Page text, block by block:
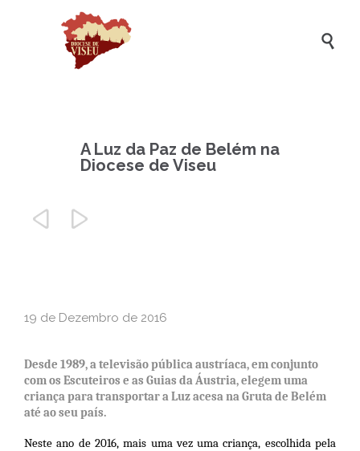

A Luz da Paz de Belém na
Diocese de Viseu
 
19 de Dezembro de 2016
Desde 1989, a televisão pública austríaca, em conjunto
com os Escuteiros e as Guias da Áustria, elegem uma
criança para transportar a Luz acesa na Gruta de Belém
até ao seu país.
Neste ano de 2016, mais uma vez uma criança, escolhida pela